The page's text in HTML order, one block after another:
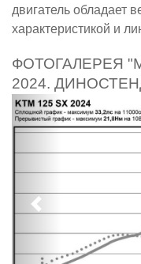
двигатель обладает
характеристикой и
ФОТОГАЛЕРЕЯ
2024.
Предыдущий